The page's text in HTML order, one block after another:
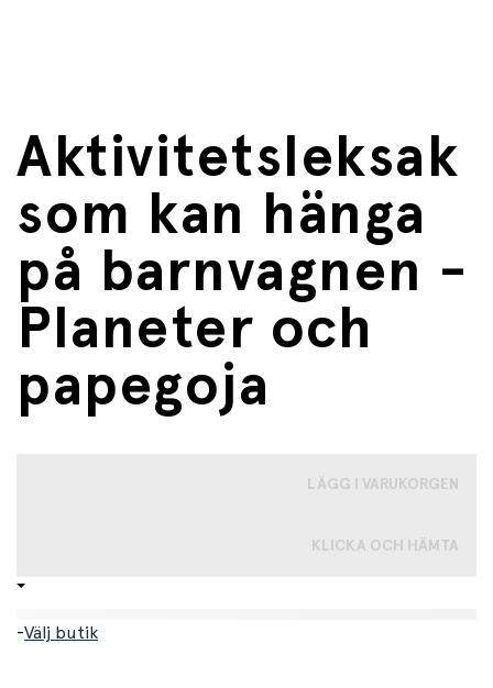
Aktivitetsleksak
som kan hänga
på barnvagnen -
Planeter och
papegoja
LÄGG I VARUKORGEN
KLICKA OCH HÄMTA
-Välj butik